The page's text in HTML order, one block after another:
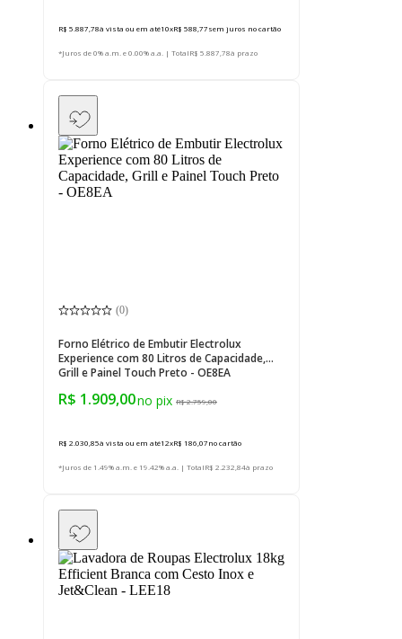
R$ 5.887,78à vista ou em até10xR$ 588,77sem juros no cartão
*Juros de 0% a.m. e 0.00% a.a. | TotalR$ 5.887,78à prazo
(0)
Forno Elétrico de Embutir Electrolux
Experience com 80 Litros de Capacidade,
Grill e Painel Touch Preto - OE8EA
R$ 1.909,00 R$ 2.759,00
R$ 2.030,85à vista ou em até12xR$ 186,07no cartão
*Juros de 1.49% a.m. e 19.42% a.a. | TotalR$ 2.232,84à prazo